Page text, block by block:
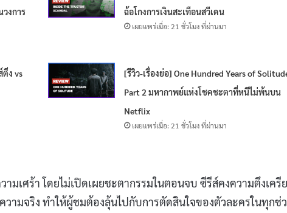
งการ
ฉ้อโกงการเงินสะเทือนสวีเดน
เผยแพร่เมื่อ: 21 ชั่วโมง ที่ผ่านมา
ติ่ง vs
[รีวิว-เรื่องย่อ] One Hundred Years of
Part 2 มหากาพย์แห่งโชคชะตาที่หนีไม่พ้นบน
Netflix
เผยแพร่เมื่อ: 21 ชั่วโมง ที่ผ่านมา
มเศร้า โดยไม่เปิดเผยชะตากรรมในตอนจบ ซีรีส์คงความตึงเครี
วามจริง ทำให้ผู้ชมต้องลุ้นไปกับการตัดสินใจของตัวละครในทุกช่